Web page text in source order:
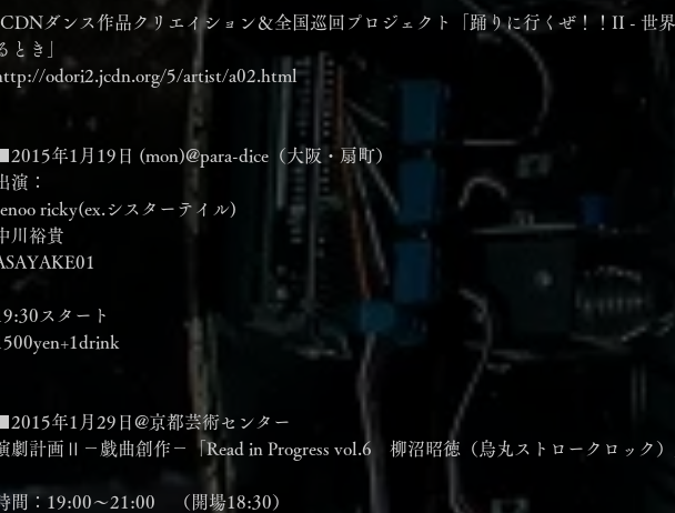
ダンス作品クリエイション＆全国巡回プロジェクト「踊りに行くぜ！！II - 世
とき」
odori2.jcdn.org/5/artist/a02.html
■2015年1月19日 (mon)@para-dice（大阪・扇町）
演：
ricky(ex.シスターテイル)
川裕貴
スタート
■2015年1月29日@京都芸術センター
劇計画Ⅱ－戯曲創作－「Read in Progress vol.6　柳沼昭徳（烏丸ストロークロッ
間：19:00～21:00　（開場18:30）